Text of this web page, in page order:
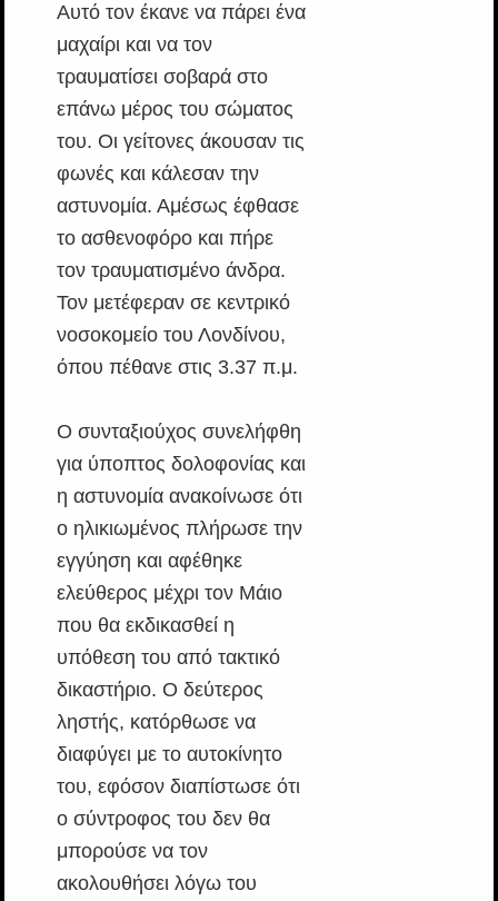
Αυτό τον έκανε να πάρει ένα
μαχαίρι και να τον
τραυματίσει σοβαρά στο
επάνω μέρος του σώματος
του. Οι γείτονες άκουσαν τις
φωνές και κάλεσαν την
αστυνομία. Αμέσως έφθασε
το ασθενοφόρο και πήρε
τον τραυματισμένο άνδρα.
Τον μετέφεραν σε κεντρικό
νοσοκομείο του Λονδίνου,
όπου πέθανε στις 3.37 π.μ.
Ο συνταξιούχος συνελήφθη
για ύποπτος δολοφονίας και
η αστυνομία ανακοίνωσε ότι
ο ηλικιωμένος πλήρωσε την
εγγύηση και αφέθηκε
ελεύθερος μέχρι τον Μάιο
που θα εκδικασθεί η
υπόθεση του από τακτικό
δικαστήριο. Ο δεύτερος
ληστής, κατόρθωσε να
διαφύγει με το αυτοκίνητο
του, εφόσον διαπίστωσε ότι
ο σύντροφος του δεν θα
μπορούσε να τον
ακολουθήσει λόγω του